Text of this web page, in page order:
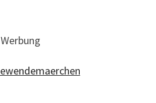
Werbung